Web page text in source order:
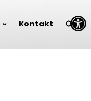
Open toolbar
Kontakt